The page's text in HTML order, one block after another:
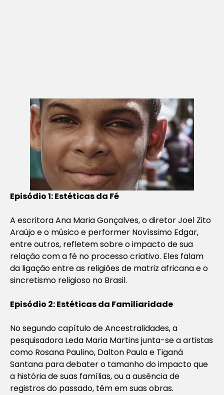
Episódio 1: Estéticas da Fé
A escritora Ana Maria Gonçalves, o diretor Joel Zito
Araújo e o músico e performer Novíssimo Edgar,
entre outros, refletem sobre o impacto de sua
relação com a fé no processo criativo. Eles falam
da ligação entre as religiões de matriz africana e o
sincretismo religioso no Brasil.
Episódio 2: Estéticas da Familiaridade
No segundo capítulo de Ancestralidades, a
pesquisadora Leda Maria Martins junta-se a artistas
como Rosana Paulino, Dalton Paula e Tiganá
Santana para debater o tamanho do impacto que
a história de suas famílias, ou a ausência de
registros do passado, têm em suas obras.